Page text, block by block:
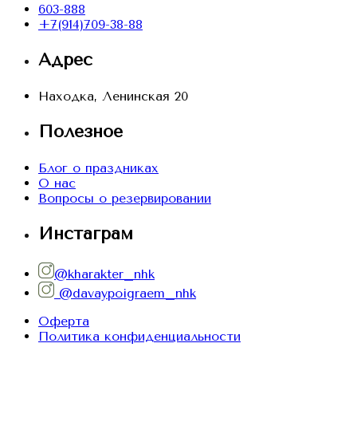
603-888
+7(914)709-38-88
Адрес
Находка, Ленинская 20
Полезное
Блог о праздниках
О нас
Вопросы о резервировании
Инстаграм
@kharakter_nhk
@davaypoigraem_nhk
Оферта
Политика конфиденциальности